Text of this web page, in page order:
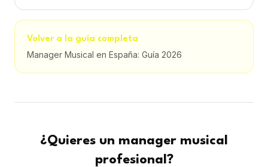
Volver a la guía completa
Manager Musical en España: Guía 2026
¿Quieres un manager musical
profesional?